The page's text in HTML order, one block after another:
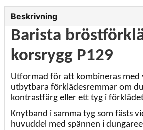
Beskrivning
Barista
korsrygg P129
Utformad för att kombineras med
utbytbara förklädesremmar om
kontrastfärg eller ett tyg i
Knytband i samma tyg som fästs
huvuddel med spännen i